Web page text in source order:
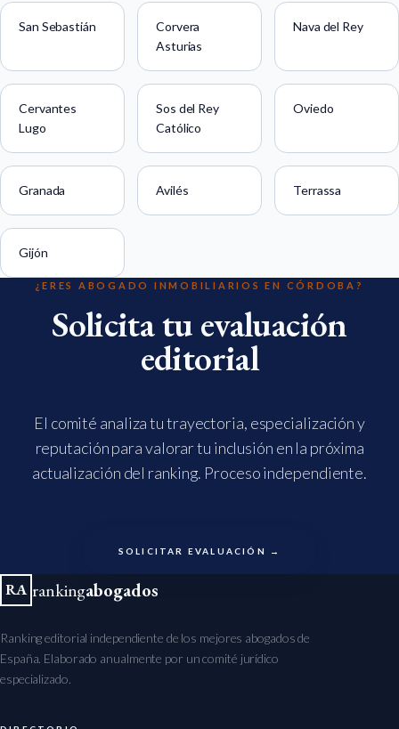
San Sebastián
Corvera
Asturias
Nava del Rey
Cervantes
Lugo
Sos del Rey
Católico
Oviedo
Granada Avilés Terrassa
Gijón
¿ERES ABOGADO INMOBILIARIOS EN CÓRDOBA?
Solicita tu evaluación
editorial
El comité analiza tu trayectoria, especialización y
reputación para valorar tu inclusión en la próxima
actualización del ranking. Proceso independiente.
SOLICITAR EVALUACIÓN →
RA rankingabogados
Ranking editorial independiente de los mejores abogados de
España. Elaborado anualmente por un comité jurídico
especializado.